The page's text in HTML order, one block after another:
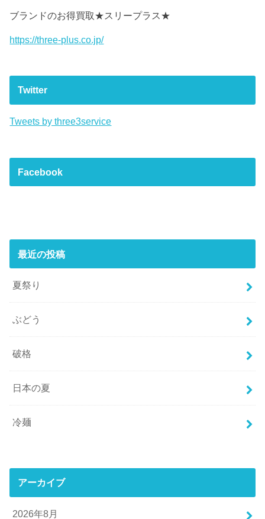
ブランドのお得買取★スリープラス★
https://three-plus.co.jp/
Twitter
Tweets by three3service
Facebook
最近の投稿
夏祭り
ぶどう
破格
日本の夏
冷麺
アーカイブ
2026年8月